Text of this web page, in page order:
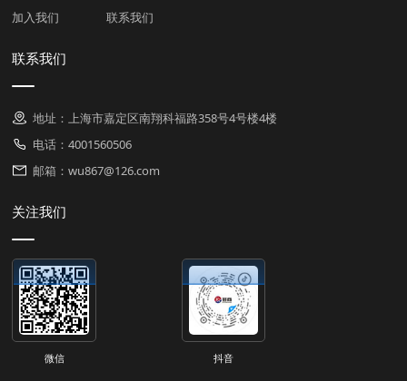
加入我们
联系我们
联系我们
地址：上海市嘉定区南翔科福路358号4号楼4楼
电话：4001560506
邮箱：wu867@126.com
关注我们
微信 抖音